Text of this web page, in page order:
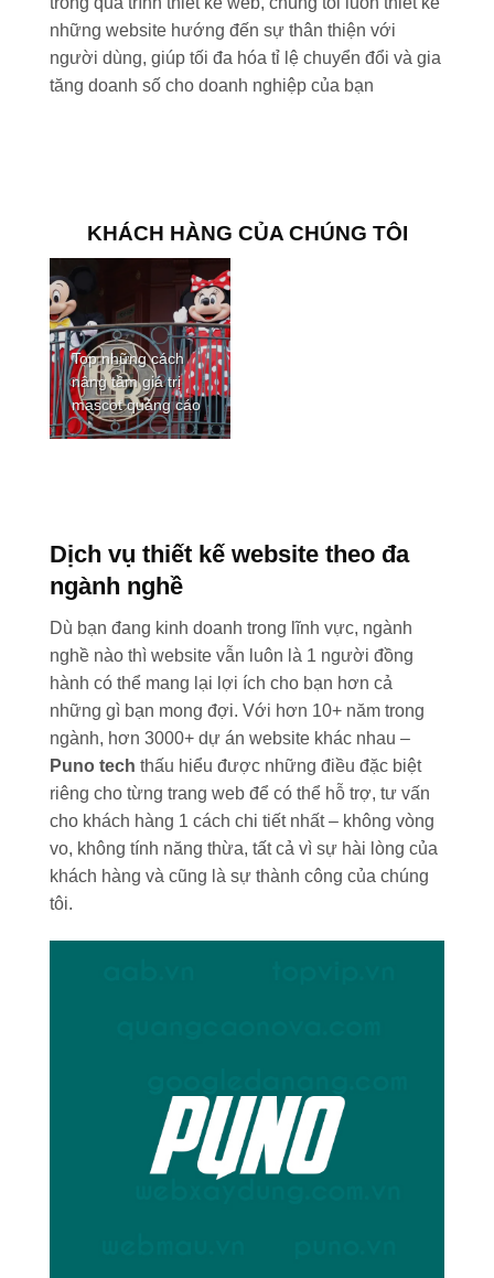
những website hướng đến sự thân thiện với
người dùng, giúp tối đa hóa tỉ lệ chuyển đổi và gia
tăng doanh số cho doanh nghiệp của bạn
KHÁCH HÀNG CỦA CHÚNG TÔI
Top những cách
nâng tầm giá trị
mascot quảng cáo
Dịch vụ thiết kế website theo đa
ngành nghề
Dù bạn đang kinh doanh trong lĩnh vực, ngành
nghề nào thì website vẫn luôn là 1 người đồng
hành có thể mang lại lợi ích cho bạn hơn cả
những gì bạn mong đợi. Với hơn 10+ năm trong
ngành, hơn 3000+ dự án website khác nhau –
Puno tech thấu hiểu được những điều đặc biệt
riêng cho từng trang web để có thể hỗ trợ, tư vấn
cho khách hàng 1 cách chi tiết nhất – không vòng
vo, không tính năng thừa, tất cả vì sự hài lòng của
khách hàng và cũng là sự thành công của chúng
tôi.